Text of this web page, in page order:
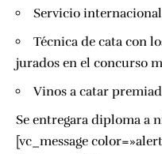
Servicio
Técnica de cata con
jurados en el concurso
Vinos a catar
Se entregara diploma a
[vc_message